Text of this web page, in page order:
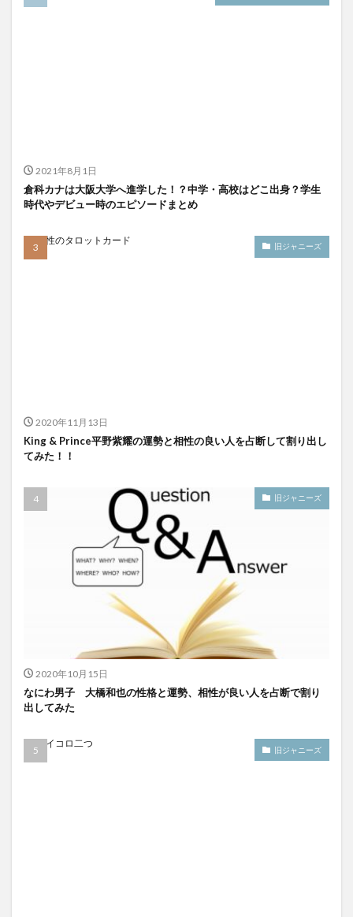
2021年8月1日
倉科カナは大阪大学へ進学した！？中学・高校はどこ出身？学生
時代やデビュー時のエピソードまとめ
旧ジャニーズ
2020年11月13日
King & Prince平野紫耀の運勢と相性の良い人を占断して割り出し
てみた！！
旧ジャニーズ
2020年10月15日
なにわ男子 大橋和也の性格と運勢、相性が良い人を占断で割り
出してみた
旧ジャニーズ